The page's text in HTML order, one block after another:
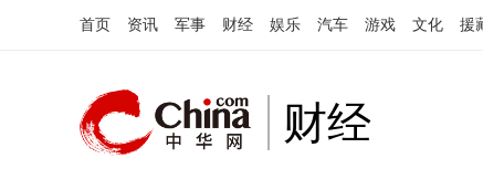
首页 资讯 军事 财经 娱乐 汽车 游戏 文化 援
财经